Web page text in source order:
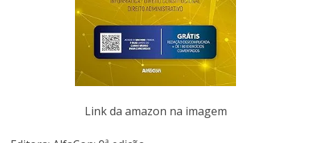
Link da amazon na imagem